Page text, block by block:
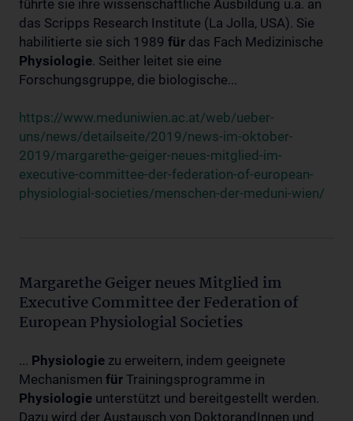
führte sie ihre wissenschaftliche Ausbildung u.a. an
das Scripps Research Institute (La Jolla, USA). Sie
habilitierte sie sich 1989 für das Fach Medizinische
Physiologie. Seither leitet sie eine
Forschungsgruppe, die biologische...
https://www.meduniwien.ac.at/web/ueber-
uns/news/detailseite/2019/news-im-oktober-
2019/margarethe-geiger-neues-mitglied-im-
executive-committee-der-federation-of-european-
physiologial-societies/menschen-der-meduni-wien/
Margarethe Geiger neues Mitglied im
Executive Committee der Federation of
European Physiologial Societies
... Physiologie zu erweitern, indem geeignete
Mechanismen für Trainingsprogramme in
Physiologie unterstützt und bereitgestellt werden.
Dazu wird der Austausch von DoktorandInnen und